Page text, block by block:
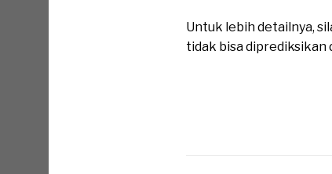
Untuk lebih detailnya,
tidak bisa diprediksikan